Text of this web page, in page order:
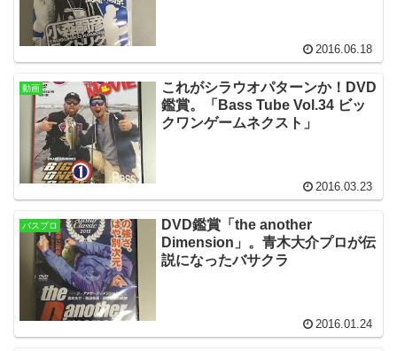
2016.06.18
動画
これがシラウオパターンか！DVD
鑑賞。「Bass Tube Vol.34 ビッ
クワンゲームネクスト」
2016.03.23
バスプロ
DVD鑑賞「the another
Dimension」。青木大介プロが伝
説になったバサクラ
2016.01.24